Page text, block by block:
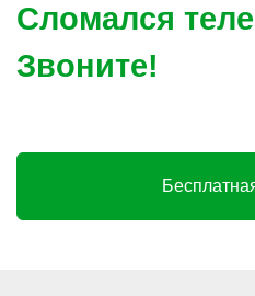
Сломался
Звоните!